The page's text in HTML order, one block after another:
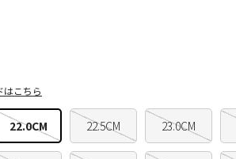
22.0CM 22.5CM 23.0CM
はこちら